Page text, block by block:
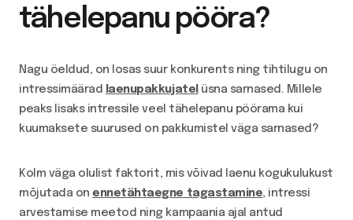
tähelepanu pööra?
Nagu öeldud, on
losas suur konkurents ning tihtilugu on
intressimäärad
laenupakkujatel üsna sarnased. Millele
peaks lisaks intressile veel tähelepanu pöörama kui
kuumaksete suurused on pakkumistel väga sarnased?
Kolm väga olulist faktorit, mis võivad laenu kogukulukust
mõjutada onennetähtaegne tagastamine, intressi
arvestamise meetod ning kampaania ajal antud